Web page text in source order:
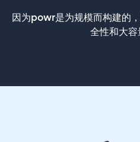
因为powr是为规模而构建的
全性和大容